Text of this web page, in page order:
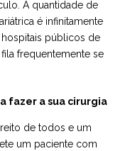
A quantidade de
é infinitamente
públicos de
frequentemente se
fazer a sua cirurgia
de todos e um
um paciente com